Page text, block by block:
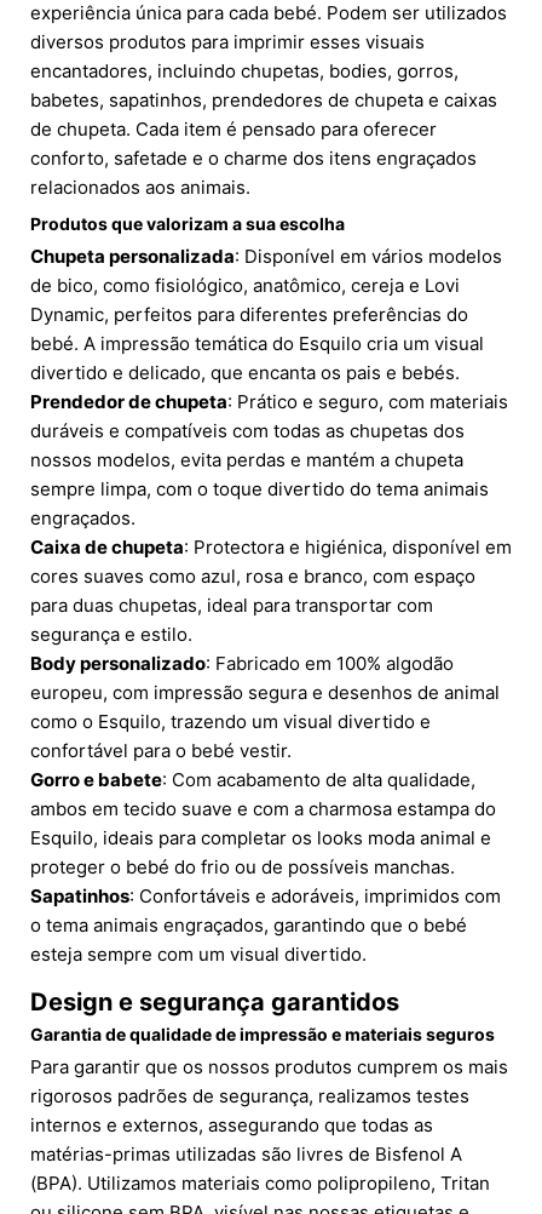
experiência única para cada bebé. Podem ser utilizados
diversos produtos para imprimir esses visuais
encantadores, incluindo chupetas, bodies, gorros,
babetes, sapatinhos, prendedores de chupeta e caixas
de chupeta. Cada item é pensado para oferecer
conforto, safetade e o charme dos itens engraçados
relacionados aos animais.
Produtos que valorizam a sua escolha
Chupeta personalizada: Disponível em vários modelos
de bico, como fisiológico, anatômico, cereja e Lovi
Dynamic, perfeitos para diferentes preferências do
bebé. A impressão temática do Esquilo cria um visual
divertido e delicado, que encanta os pais e bebés.
Prendedor de chupeta: Prático e seguro, com materiais
duráveis e compatíveis com todas as chupetas dos
nossos modelos, evita perdas e mantém a chupeta
sempre limpa, com o toque divertido do tema animais
engraçados.
Caixa de chupeta: Protectora e higiénica, disponível em
cores suaves como azul, rosa e branco, com espaço
para duas chupetas, ideal para transportar com
segurança e estilo.
Body personalizado: Fabricado em 100% algodão
europeu, com impressão segura e desenhos de animal
como o Esquilo, trazendo um visual divertido e
confortável para o bebé vestir.
Gorro e babete: Com acabamento de alta qualidade,
ambos em tecido suave e com a charmosa estampa do
Esquilo, ideais para completar os looks moda animal e
proteger o bebé do frio ou de possíveis manchas.
Sapatinhos: Confortáveis e adoráveis, imprimidos com
o tema animais engraçados, garantindo que o bebé
esteja sempre com um visual divertido.
Design e segurança garantidos
Garantia de qualidade de impressão e materiais seguros
Para garantir que os nossos produtos cumprem os mais
rigorosos padrões de segurança, realizamos testes
internos e externos, assegurando que todas as
matérias-primas utilizadas são livres de Bisfenol A
(BPA). Utilizamos materiais como polipropileno, Tritan